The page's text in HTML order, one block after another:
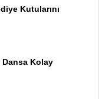
Kutularını
Dansa Kolay